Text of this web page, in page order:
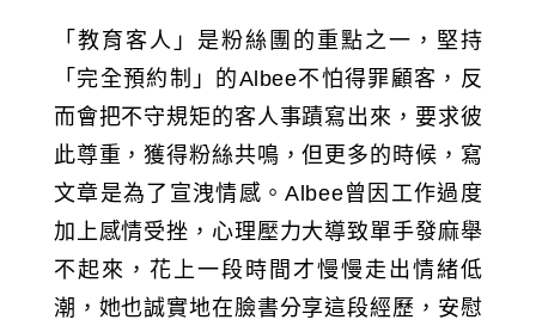
「教育客人」是粉絲團的重點之一，堅持
「完全預約制」的Albee不怕得罪顧客，反
而會把不守規矩的客人事蹟寫出來，要求彼
此尊重，獲得粉絲共鳴，但更多的時候，寫
文章是為了宣洩情感。Albee曾因工作過度
加上感情受挫，心理壓力大導致單手發麻舉
不起來，花上一段時間才慢慢走出情緒低
潮，她也誠實地在臉書分享這段經歷，安慰